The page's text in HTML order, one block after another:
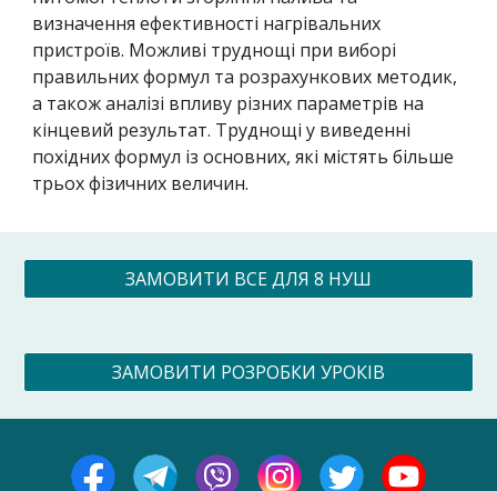
визначення ефективності нагрівальних
пристроїв. Можливі труднощі при виборі
правильних формул та розрахункових методик,
а також аналізі впливу різних параметрів на
кінцевий результат. Труднощі у виведенні
похідних формул із основних, які містять більше
трьох фізичних величин.
ЗАМОВИТИ ВСЕ ДЛЯ 8 НУШ
ЗАМОВИТИ РОЗРОБКИ УРОКІВ